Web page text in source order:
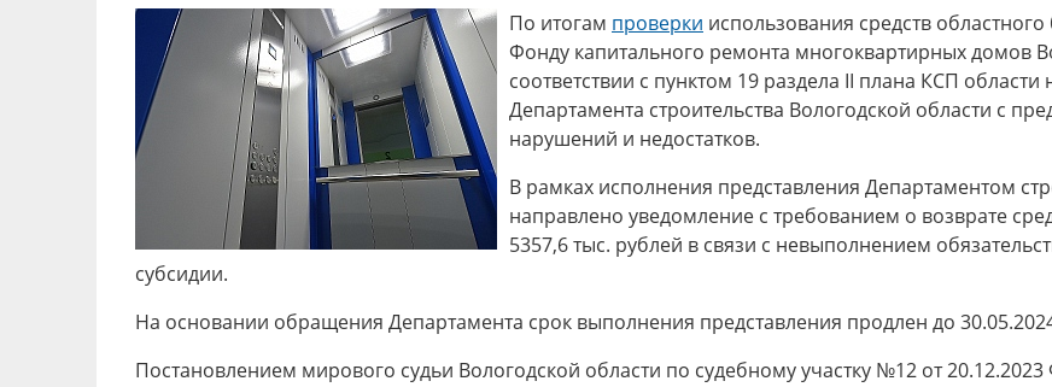
По итогам проверки использования средств
Фонду капитального ремонта многоквартирных домов
соответствии с пунктом 19 раздела II плана КСП
Департамента строительства Вологодской области с
нарушений и недостатков.
В рамках исполнения представления Департаментом
направлено уведомление с требованием о возврате
5357,6 тыс. рублей в связи с невыполнением
субсидии.
На основании обращения Департамента срок выполнения представления продлен до
Постановлением мирового судьи Вологодской области по судебному участку №12 от